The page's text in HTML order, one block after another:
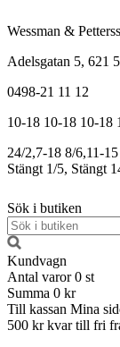
Wessman &
Adelsgatan 5, 621
0498-21 11 12
10-18 10-18 10-18
24/2,7-18 8/6,11-15
Stängt 1/5, Stängt
Sök i butiken
Kundvagn
Antal varor 0 st
Summa 0 kr
Till kassan Mina
500 kr kvar till fri